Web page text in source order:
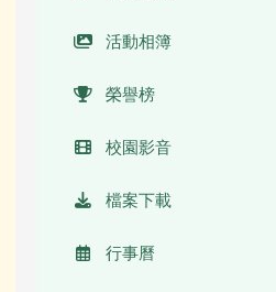
活動相簿
榮譽榜
校園影音
檔案下載
行事曆